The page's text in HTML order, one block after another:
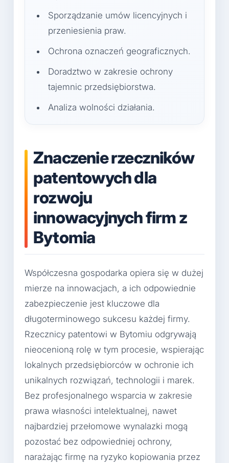
Sporządzanie umów licencyjnych i
przeniesienia praw.
Ochrona oznaczeń geograficznych.
Doradztwo w zakresie ochrony
tajemnic przedsiębiorstwa.
Analiza wolności działania.
Znaczenie rzeczników
patentowych dla
rozwoju
innowacyjnych firm z
Bytomia
Współczesna gospodarka opiera się w dużej
mierze na innowacjach, a ich odpowiednie
zabezpieczenie jest kluczowe dla
długoterminowego sukcesu każdej firmy.
Rzecznicy patentowi w Bytomiu odgrywają
nieocenioną rolę w tym procesie, wspierając
lokalnych przedsiębiorców w ochronie ich
unikalnych rozwiązań, technologii i marek.
Bez profesjonalnego wsparcia w zakresie
prawa własności intelektualnej, nawet
najbardziej przełomowe wynalazki mogą
pozostać bez odpowiedniej ochrony,
narażając firmę na ryzyko kopiowania przez